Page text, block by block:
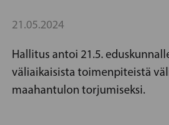
21.05.2024
Hallitus antoi 21.5.
väliaikaisista toimenpiteistä
maahantulon torjumiseksi.